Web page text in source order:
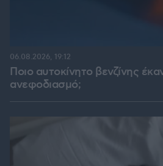
Ποιο αυτοκίνητο βενζίνης
ανεφοδιασμό;
06.08.2026, 19:12